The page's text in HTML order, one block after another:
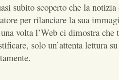
subito scoperto che la notizia
per rilanciare la sua
volta l’Web ci dimostra che
solo un’attenta lettura